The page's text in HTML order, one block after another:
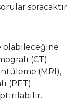
soracaktır.
(CT)
(MRI),
(PET)